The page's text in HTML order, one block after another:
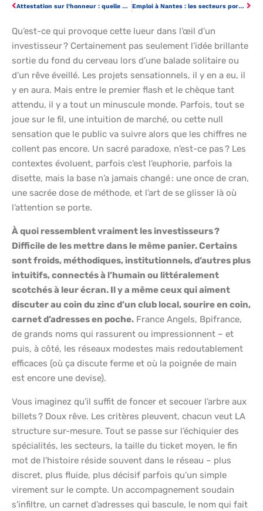
Attestation sur l’honneur : quelle utilité et quelle valeur juridique pour l’entreprise Emploi à Nantes : les secteurs porteurs pour réussir son recrutement
Qu’est-ce qui provoque cette lueur dans l’œil d’un
investisseur ? Certainement pas seulement l’idée brillante
sortie du fond du cerveau lors d’une balade solitaire ou
d’un rêve éveillé. Les projets sensationnels, il y en a eu, il
y en aura. Mais entre le premier flash et le chèque tant
attendu, il y a tout un minuscule monde. Parfois, tout se
joue sur le fil, une intuition de marché, ou cette null
sensation que le public va suivre alors que les chiffres ne
collent pas encore. Un sacré paradoxe, n’est-ce pas ? Les
contextes évoluent, parfois c’est l’euphorie, parfois la
disette, mais la base n’a jamais changé : une once de cran,
une sacrée dose de méthode, et l’art de se glisser là où
l’attention se porte.
À quoi ressemblent vraiment les investisseurs ?
Difficile de les mettre dans le même panier. Certains
sont froids, méthodiques, institutionnels, d’autres plus
intuitifs, connectés à l’humain ou littéralement
scotchés à leur écran. Il y a même ceux qui aiment
discuter au coin du zinc d’un club local, sourire en coin,
carnet d’adresses en poche. France Angels, Bpifrance,
de grands noms qui rassurent ou impressionnent – et
puis, à côté, les réseaux modestes mais redoutablement
efficaces (où ça discute ferme et où la poignée de main
est encore une devise).
Vous imaginez qu’il suffit de foncer et secouer l’arbre aux
billets ? Doux rêve. Les critères pleuvent, chacun veut LA
structure sur-mesure. Tout se passe sur l’échiquier des
spécialités, les secteurs, la taille du ticket moyen, le fin
mot de l’histoire réside souvent dans le réseau – plus
discret, plus fluide, plus décisif parfois qu’un simple
virement sur le compte. Un accompagnement soudain
s’infiltre, un carnet d’adresses qui bascule, le nom qui fait